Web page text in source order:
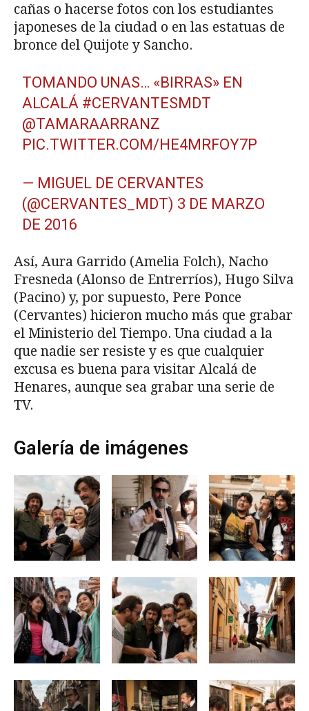
cañas o hacerse fotos con los estudiantes
japoneses de la ciudad o en las estatuas de
bronce del Quijote y Sancho.
TOMANDO UNAS… «BIRRAS» EN
ALCALÁ #CERVANTESMDT
@TAMARAARRANZ
PIC.TWITTER.COM/HE4MRFOY7P
— MIGUEL DE CERVANTES
(@CERVANTES_MDT) 3 DE MARZO
DE 2016
Así, Aura Garrido (Amelia Folch), Nacho
Fresneda (Alonso de Entrerríos), Hugo Silva
(Pacino) y, por supuesto, Pere Ponce
(Cervantes) hicieron mucho más que grabar
el Ministerio del Tiempo. Una ciudad a la
que nadie ser resiste y es que cualquier
excusa es buena para visitar Alcalá de
Henares, aunque sea grabar una serie de
TV.
Galería de imágenes